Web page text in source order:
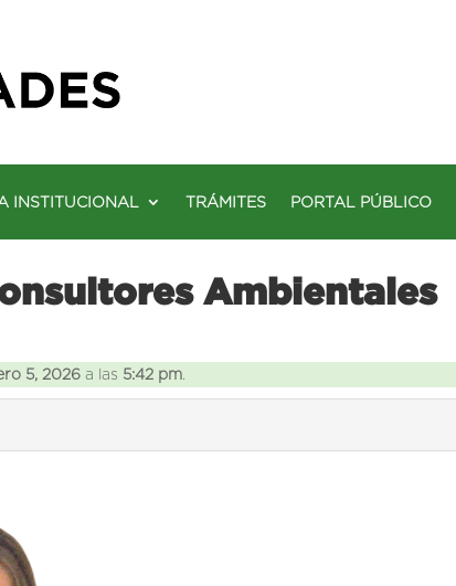
INSTITUCIONAL TRÁMITES PORTAL PÚBLICO
Ambientales
5, 2026 a las 5:42 pm